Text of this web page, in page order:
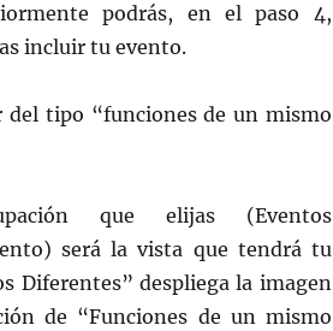
podrás, en el paso 4,
incluir tu evento.
del tipo “funciones de un mismo
que elijas (Eventos
será la vista que tendrá tu
Diferentes” despliega la imagen
de “Funciones de un mismo